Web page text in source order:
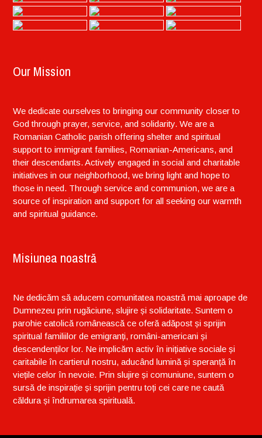
Our Mission
We dedicate ourselves to bringing our community closer to
God through prayer, service, and solidarity. We are a
Romanian Catholic parish offering shelter and spiritual
support to immigrant families, Romanian-Americans, and
their descendants. Actively engaged in social and charitable
initiatives in our neighborhood, we bring light and hope to
those in need. Through service and communion, we are a
source of inspiration and support for all seeking our warmth
and spiritual guidance.
Misiunea noastră
Ne dedicăm să aducem comunitatea noastră mai aproape de
Dumnezeu prin rugăciune, slujire și solidaritate. Suntem o
parohie catolică românească ce oferă adăpost și sprijin
spiritual familiilor de emigranți, români-americani și
descendenților lor. Ne implicăm activ în inițiative sociale și
caritabile în cartierul nostru, aducând lumină și speranță în
viețile celor în nevoie. Prin slujire și comuniune, suntem o
sursă de inspirație și sprijin pentru toți cei care ne caută
căldura și îndrumarea spirituală.